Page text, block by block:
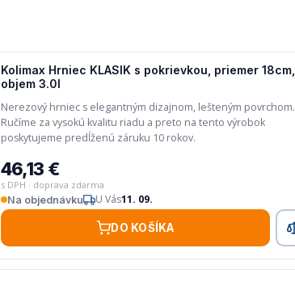
Kolimax Hrniec KLASIK s pokrievkou, priemer 18cm,
objem 3.0l
Nerezový hrniec s elegantným dizajnom, lešteným povrchom.
Ručíme za vysokú kvalitu riadu a preto na tento výrobok
poskytujeme predĺženú záruku 10 rokov.
46,13 €
s DPH · doprava zdarma
Na objednávku
U Vás11. 09.
DO KOŠÍKA